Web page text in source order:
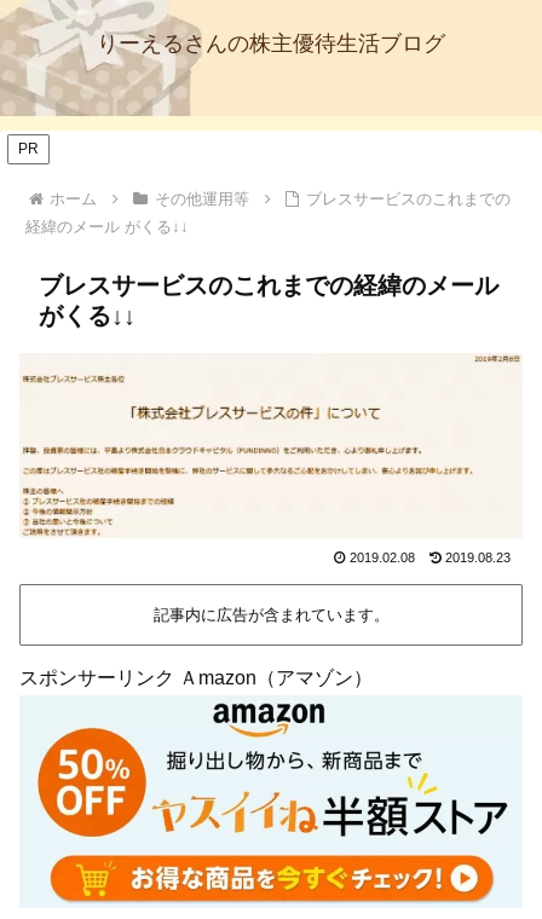
りーえるさんの株主優待生活ブログ
PR
ホーム その他運用等
ブレスサービスのこれまでの
経緯のメール がくる↓↓
ブレスサービスのこれまでの経緯のメール
がくる↓↓
2019.02.08 2019.08.23
記事内に広告が含まれています。
スポンサーリンク Ａmazon（アマゾン）